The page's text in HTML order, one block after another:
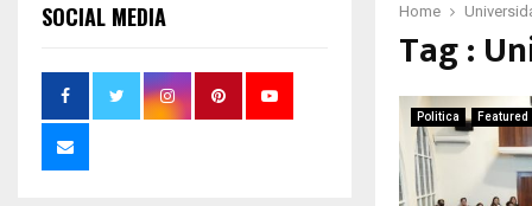
Home
Tag :
Politica Featured
SOCIAL MEDIA